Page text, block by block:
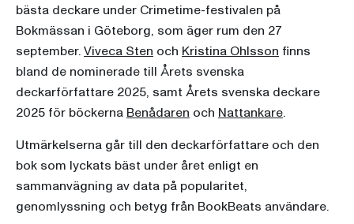
bästa deckare under Crimetime-festivalen på
Bokmässan i Göteborg, som äger rum den 27
september.Viveca Sten och Kristina Ohlsson finns
bland de nominerade till Årets svenska
deckarförfattare 2025, samt Årets svenska deckare
2025 för böckerna Benådaren och Nattankare.
Utmärkelserna går till den deckarförfattare och den
bok som lyckats bäst under året enligt en
sammanvägning av data på popularitet,
genomlyssning och betyg från BookBeats användare.